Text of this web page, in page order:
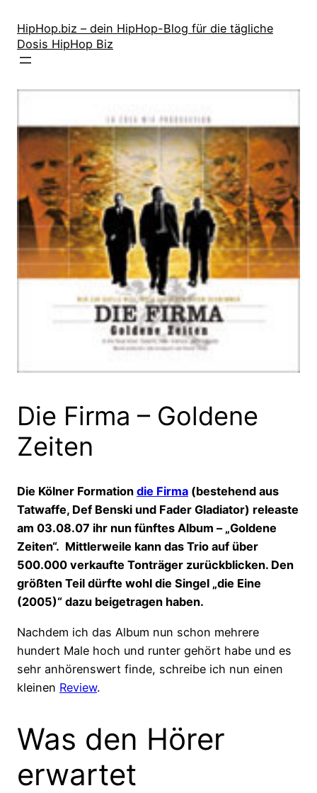
Inhalt
springen
HipHop.biz – dein HipHop-Blog für die tägliche
Dosis HipHop Biz
Die Firma – Goldene
Zeiten
Die Kölner Formation die Firma (bestehend aus
Tatwaffe, Def Benski und Fader Gladiator) releaste
am 03.08.07 ihr nun fünftes Album – „Goldene
Zeiten“. Mittlerweile kann das Trio auf über
500.000 verkaufte Tonträger zurückblicken. Den
größten Teil dürfte wohl die Singel „die Eine
(2005)“ dazu beigetragen haben.
Nachdem ich das Album nun schon mehrere
hundert Male hoch und runter gehört habe und es
sehr anhörenswert finde, schreibe ich nun einen
kleinen Review.
Was den Hörer
erwartet